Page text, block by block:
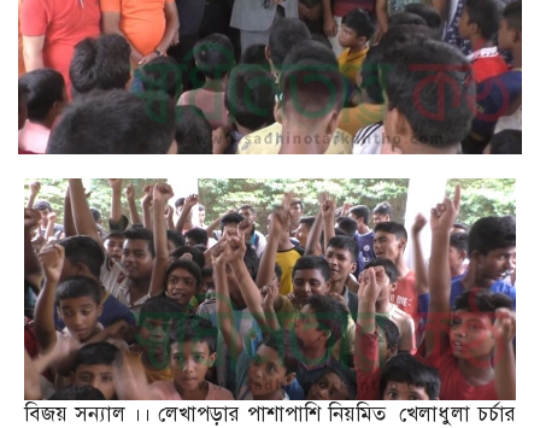
বিজয় সন্যাল ।। লেখাপড়ার পাশাপাশি নিয়মিত খেলাধুলা চর্চার